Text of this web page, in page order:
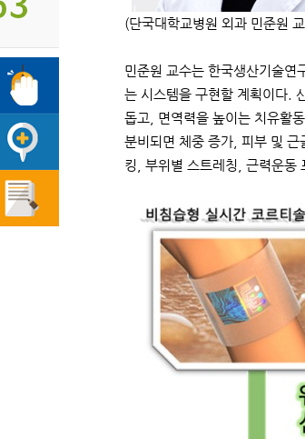
(단국대학교병원 외과 민준원
민준원 교수는 한국생산기술연
는 시스템을 구현할 계획이다.
돕고, 면역력을 높이는 치유활
분비되면 체중 증가, 피부 및 근
킹, 부위별 스트레칭, 근력운동